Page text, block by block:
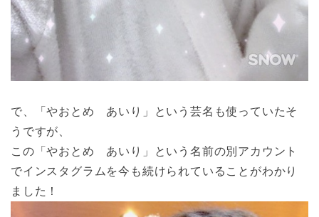
で、「やおとめ あいり」という芸名も使っていたそ
うですが、
この「やおとめ あいり」という名前の別アカウント
でインスタグラムを今も続けられていることがわかり
ました！